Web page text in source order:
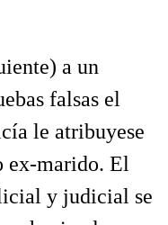
a un
falsas el
le atribuyese
ex-marido. El
y judicial se